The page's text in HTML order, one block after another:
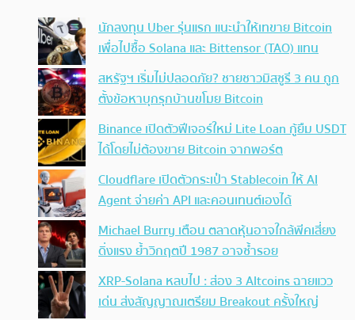
นักลงทุน Uber รุ่นแรก แนะนำให้เทขาย Bitcoin
เพื่อไปซื้อ Solana และ Bittensor (TAO) แทน
สหรัฐฯ เริ่มไม่ปลอดภัย? ชายชาวมิสซูรี 3 คน ถูก
ตั้งข้อหาบุกรุกบ้านขโมย Bitcoin
Binance เปิดตัวฟีเจอร์ใหม่ Lite Loan กู้ยืม USDT
ได้โดยไม่ต้องขาย Bitcoin จากพอร์ต
Cloudflare เปิดตัวกระเป๋า Stablecoin ให้ AI
Agent จ่ายค่า API และคอนเทนต์เองได้
Michael Burry เตือน ตลาดหุ้นอาจใกล้พีคเสี่ยง
ดิ่งแรง ย้ำวิกฤตปี 1987 อาจซ้ำรอย
XRP-Solana หลบไป : ส่อง 3 Altcoins ฉายแวว
เด่น ส่งสัญญาณเตรียม Breakout ครั้งใหญ่